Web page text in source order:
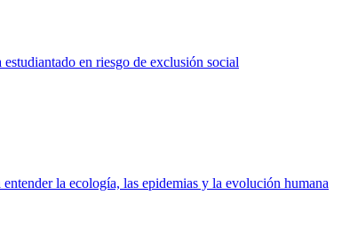
en riesgo de exclusión social
la ecología, las epidemias y la evolución humana